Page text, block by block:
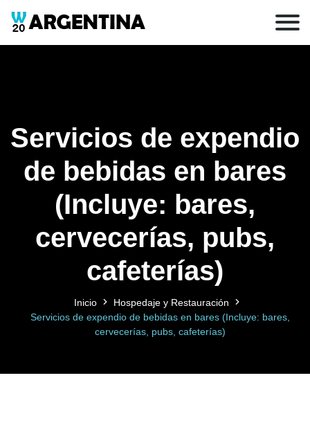
Servicios de expendio
de bebidas en bares
(Incluye: bares,
cervecerías, pubs,
cafeterías)
Inicio
Hospedaje y Restauración
Servicios de expendio de bebidas en bares (Incluye: bares,
cervecerías, pubs, cafeterías)